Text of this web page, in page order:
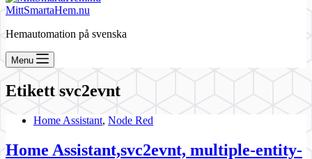
MittSmartaHem.nu
Hemautomation på svenska
Menu
Etikett svc2evnt
Home Assistant, Node Red
Home Assistant,svc2evnt, multiple-entity-